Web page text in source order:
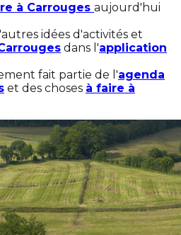
à Carrouges aujourd'hui
idées d'activités et
dans l'application
fait partie de l'agenda
et des choses à faire à